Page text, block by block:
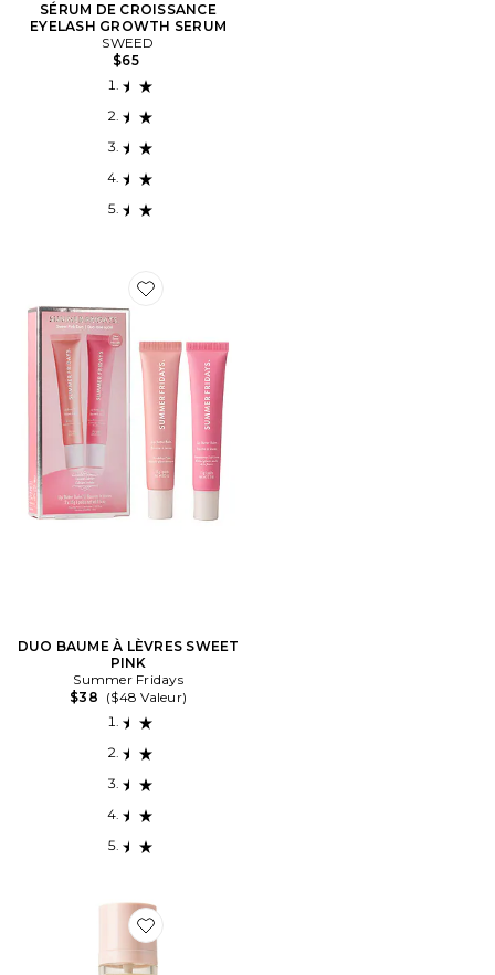
SÉRUM DE CROISSANCE
EYELASH GROWTH SERUM
SWEED
$65
Favorite DUO BAUME À LÈVRES SWEET PINK
DUO BAUME À LÈVRES SWEET
PINK
Summer Fridays
$38 ($48 Valeur)
Favorite SPRAY FIXATEUR SUNGLAZE SHEER